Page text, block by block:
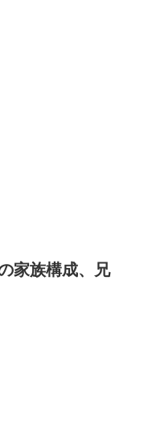
家族構成、兄